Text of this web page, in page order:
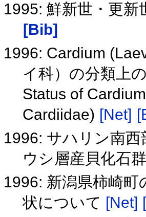
1995: 鮮新世・更
[Bib]
1996: Cardium
イ科）の分類上
Status of
Cardiidae) [Net]
1996: サハリン南
ウシ層産貝化石群
1996: 新潟県柿崎
状について [Net]